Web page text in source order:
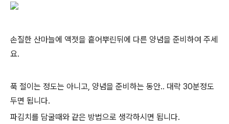
손질한 산마늘에 액젓을 흩어뿌린뒤에 다른 양념을 준비하여 주세
요.
푹 절이는 정도는 아니고, 양념을 준비하는 동안.. 대락 30분정도
두면 됩니다.
파김치를 담굴때와 같은 방법으로 생각하시면 됩니다.